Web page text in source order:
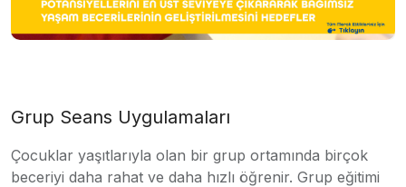
Grup Seans Uygulamaları
Çocuklar yaşıtlarıyla olan bir grup ortamında birçok
beceriyi daha rahat ve daha hızlı öğrenir. Grup eğitimi